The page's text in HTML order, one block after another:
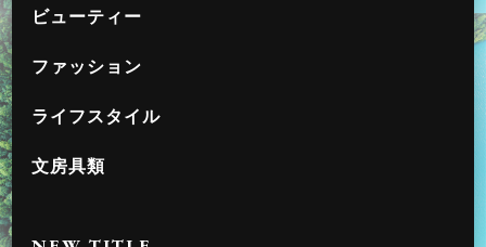
ビューティー
ファッション
ライフスタイル
文房具類